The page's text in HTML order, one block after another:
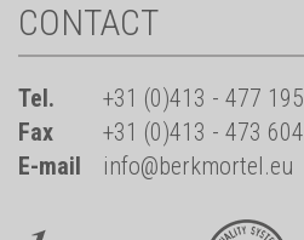
CONTACT
Tel.
+31 (0)413 - 477 195
Fax
+31 (0)413 - 473 604
E-mail
info@berkmortel.eu